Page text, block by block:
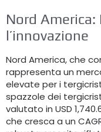
Nord
l’innovazione
Nord America, che
rappresenta un
elevate per i
spazzole dei
valutato in USD
che cresca a un